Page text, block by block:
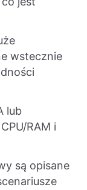
wstecznie
lub
RAM i
są opisane